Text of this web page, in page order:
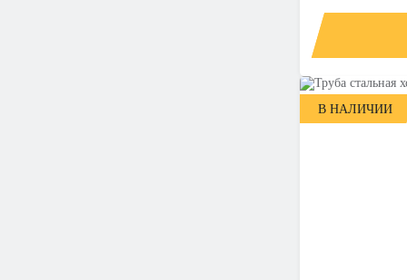
В НАЛИЧИИ